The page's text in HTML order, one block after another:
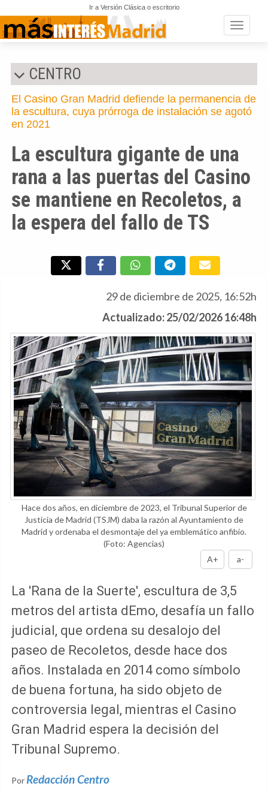
Ir a Versión Clásica o escritorio
Toggle
CENTRO
El Casino Gran Madrid defiende la permanencia de
la escultura, cuya prórroga de instalación se agotó
en 2021
La escultura gigante de una
rana a las puertas del Casino
se mantiene en Recoletos, a
la espera del fallo de TS
29 de diciembre de 2025, 16:52h
Actualizado: 25/02/2026 16:48h
Hace dos años, en diciembre de 2023, el Tribunal Superior de
Justicia de Madrid (TSJM) daba la razón al Ayuntamiento de
Madrid y ordenaba el desmontaje del ya emblemático anfibio.
(Foto: Agencias)
A+
a-
La 'Rana de la Suerte', escultura de 3,5
metros del artista dEmo, desafía un fallo
judicial, que ordena su desalojo del
paseo de Recoletos, desde hace dos
años. Instalada en 2014 como símbolo
de buena fortuna, ha sido objeto de
controversia legal, mientras el Casino
Gran Madrid espera la decisión del
Tribunal Supremo.
Por Redacción Centro